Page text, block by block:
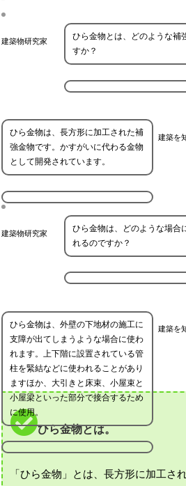
建築物研究家
ひら金物とは、どのような補
すか？
建築を
ひら金物は、長方形に加工された補
強金物です。かすがいに代わる金物
として開発されています。
建築物研究家
ひら金物は、どのような場合
れるのですか？
建築を
ひら金物は、外壁の下地材の施工に
支障が出てしまうような場合に使わ
れます。上下階に設置されている管
柱を緊結などに使われることがあり
ますほか、大引きと床束、小屋束と
小屋梁といった部分で接合するため
に使用。
ひら金物とは。
「ひら金物」とは、長方形に加工さ